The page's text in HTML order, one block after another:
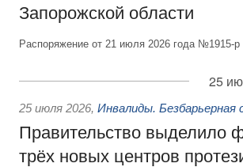
Запорожской области
Распоряжение от 21 июля 2026 года №1915-р
25
25 июля 2026, Инвалиды. Безбарьерная
Правительство выделило
трёх новых центров